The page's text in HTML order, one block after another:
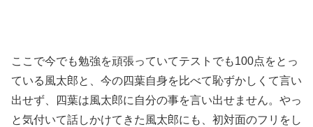
ここで今でも勉強を頑張っていてテストでも100点をとっ
ている風太郎と、今の四葉自身を比べて恥ずかしくて言い
出せず、四葉は風太郎に自分の事を言い出せません。やっ
と気付いて話しかけてきた風太郎にも、初対面のフリをし